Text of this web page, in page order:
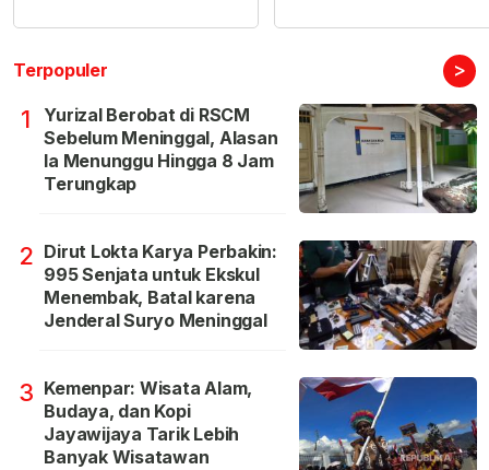
Terpopuler >
1
Yurizal Berobat di RSCM
Sebelum Meninggal, Alasan
Ia Menunggu Hingga 8 Jam
Terungkap
2 Dirut Lokta Karya Perbakin:
995 Senjata untuk Ekskul
Menembak, Batal karena
Jenderal Suryo Meninggal
3 Kemenpar: Wisata Alam,
Budaya, dan Kopi
Jayawijaya Tarik Lebih
Banyak Wisatawan